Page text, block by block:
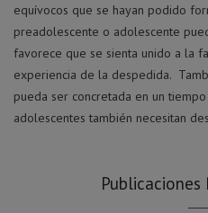
equívocos que se hayan podido
preadolescente o adolescente
favorece que se sienta unido a la
experiencia de la despedida.
pueda ser concretada en un
adolescentes también necesitan
Publicaciones